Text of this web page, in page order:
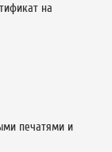
на
печатями и